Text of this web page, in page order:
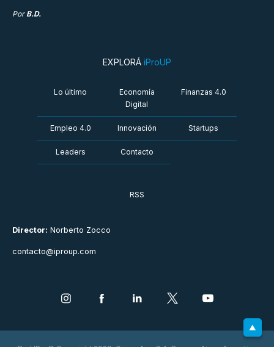
Por B.D.
Director: Norberto Zocco
contacto@iproup.com
EXPLORÁ iProUP
Lo último
Economía
Digital
Finanzas 4.0
Empleo 4.0 Innovación Startups
Leaders Contacto
RSS